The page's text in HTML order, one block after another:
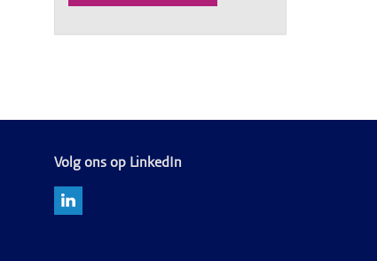
Volg ons op LinkedIn